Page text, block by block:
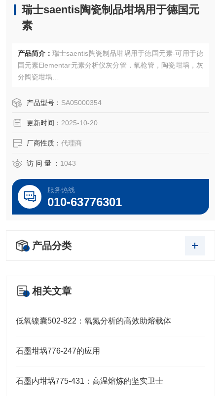
瑞士saentis陶瓷制品坩埚用于德国元
素
产品简介： 瑞士saentis陶瓷制品坩埚用于德国元素-可用于德
国元素Elementar元素分析仪灰分管，氧枪管，陶瓷坩埚，灰
分陶瓷坩埚
OEM厂商；我们提供的所有产品都是高质量高性价的，适用
产品型号： SA05000354
更新时间： 2025-10-20
厂商性质： 代理商
访 问 量 ： 1043
服务热线
010-63776301
产品分类
相关文章
低氧镍囊502-822：氧氮分析的高效助熔载体
石墨坩埚776-247的应用
石墨内坩埚775-431：高温熔炼的坚实卫士